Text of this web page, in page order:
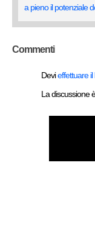
a pieno il potenziale
Commenti
Devieffettuare il
La discussione